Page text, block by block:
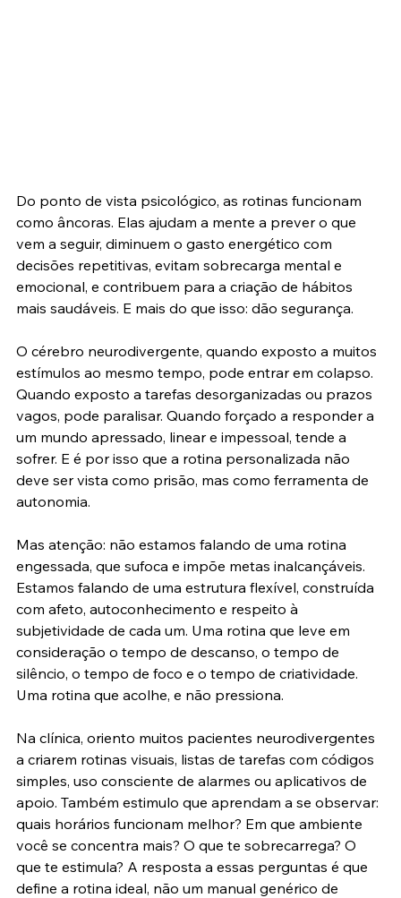
Do ponto de vista psicológico, as rotinas funcionam
como âncoras. Elas ajudam a mente a prever o que
vem a seguir, diminuem o gasto energético com
decisões repetitivas, evitam sobrecarga mental e
emocional, e contribuem para a criação de hábitos
mais saudáveis. E mais do que isso: dão segurança.
O cérebro neurodivergente, quando exposto a muitos
estímulos ao mesmo tempo, pode entrar em colapso.
Quando exposto a tarefas desorganizadas ou prazos
vagos, pode paralisar. Quando forçado a responder a
um mundo apressado, linear e impessoal, tende a
sofrer. E é por isso que a rotina personalizada não
deve ser vista como prisão, mas como ferramenta de
autonomia.
Mas atenção: não estamos falando de uma rotina
engessada, que sufoca e impõe metas inalcançáveis.
Estamos falando de uma estrutura flexível, construída
com afeto, autoconhecimento e respeito à
subjetividade de cada um. Uma rotina que leve em
consideração o tempo de descanso, o tempo de
silêncio, o tempo de foco e o tempo de criatividade.
Uma rotina que acolhe, e não pressiona.
Na clínica, oriento muitos pacientes neurodivergentes
a criarem rotinas visuais, listas de tarefas com códigos
simples, uso consciente de alarmes ou aplicativos de
apoio. Também estimulo que aprendam a se observar:
quais horários funcionam melhor? Em que ambiente
você se concentra mais? O que te sobrecarrega? O
que te estimula? A resposta a essas perguntas é que
define a rotina ideal, não um manual genérico de